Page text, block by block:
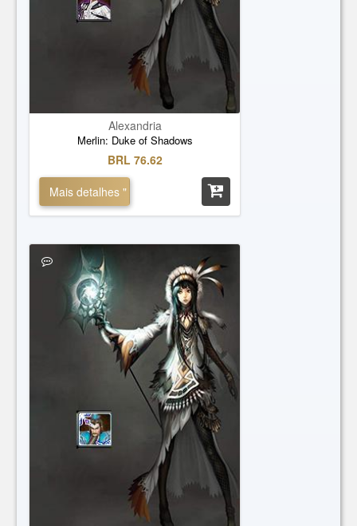
Alexandria
Merlin: Duke of Shadows
BRL 76.62
Mais detalhes "